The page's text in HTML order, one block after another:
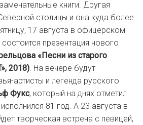
книги. Другая
столицы и она куда более
17 августа в офицерском
презентация нового
«Песни из старого
2018). На вечере будут
артисты и легенда русского
Фукс, который на днях отметил
81 год. А 23 августа в
творческая встреча с певицей,